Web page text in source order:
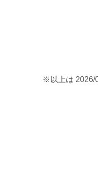
※以上は 2026/